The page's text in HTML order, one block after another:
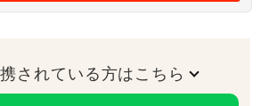
されている方はこちら